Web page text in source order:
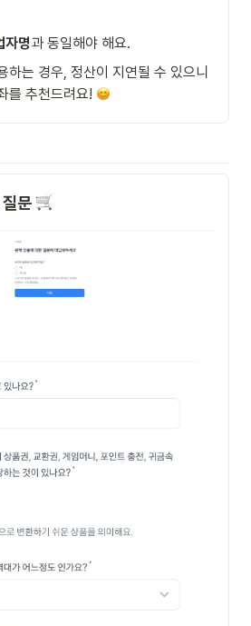
자명과 동일해야 해요.
하는 경우, 정산이 지연될 수 있으니
를 추천드려요!
문